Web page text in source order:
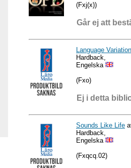
(Fxj(x))
Går ej att
Language
Hardback,
Engelska
(Fxo)
Ej i detta
Sounds Like Life
Hardback,
Engelska
(Fxqcq.02)